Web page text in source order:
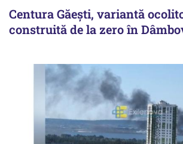
Centura Găești, variantă
construită de la zero în